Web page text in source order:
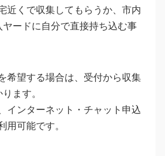
近くで収集してもらうか、市内
ードに自分で直接持ち込む事
希望する場合は、受付から収集
ます。
インターネット・チャット申込
用可能です。